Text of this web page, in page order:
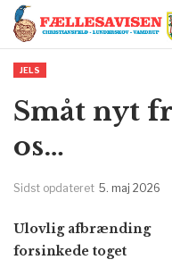
JELS
Småt nyt
os…
Sidst opdateret 5. maj 2026
Ulovlig afbrænding
forsinkede toget